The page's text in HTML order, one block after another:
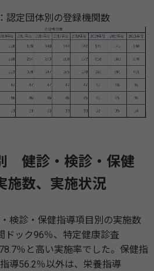
認定団体別の登録機関数
健診・検診・保健
施数、実施状況
検診・保健指導項目別の実施数
ドック96％、特定健康診査
％と高い実施率でした。保健指
導56.2％以外は、栄養指導